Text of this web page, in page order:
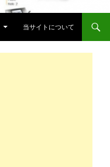
当サイトについて